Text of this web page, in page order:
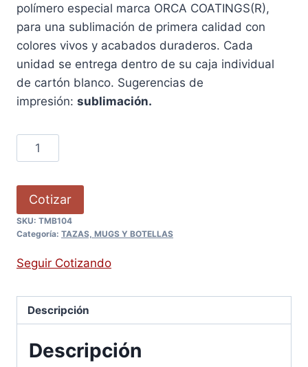
polímero especial marca ORCA COATINGS(R),
para una sublimación de primera calidad con
colores vivos y acabados duraderos. Cada
unidad se entrega dentro de su caja individual
de cartón blanco. Sugerencias de
impresión: sublimación.
Cotizar
SKU: TMB104
Categoría: TAZAS, MUGS Y BOTELLAS
Seguir Cotizando
Descripción
Descripción